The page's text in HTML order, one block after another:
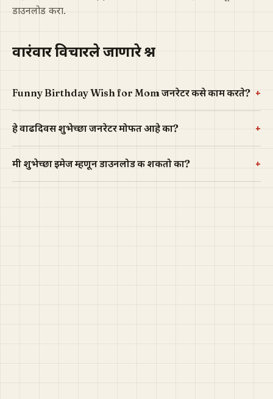
डाउनलोड करा.
वारंवार विचारले जाणारे प्रश्न
Funny Birthday Wish for Mom जनरेटर कसे काम करते? +
हे वाढदिवस शुभेच्छा जनरेटर मोफत आहे का? +
मी शुभेच्छा इमेज म्हणून डाउनलोड करू शकतो का? +